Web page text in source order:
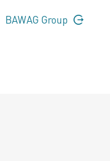
BAWAG Group